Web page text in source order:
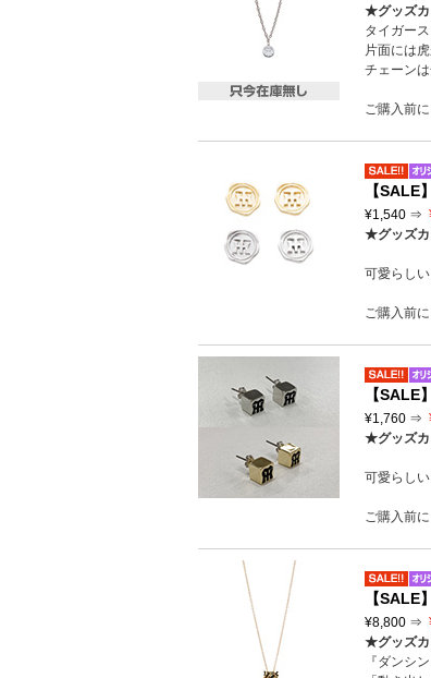
★グッズ
タイガー
片面には
チェーン
ご購入前
【SALE
¥1,540 ⇒
★グッズ
可愛らしい
ご購入前
【SALE
¥1,760 ⇒
★グッズ
可愛らしい
ご購入前
【SALE
¥8,800 ⇒
★グッズ
『ダンシ